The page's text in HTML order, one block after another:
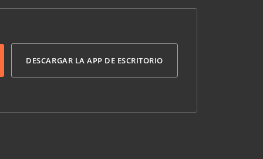
DESCARGAR LA APP DE ESCRITORIO